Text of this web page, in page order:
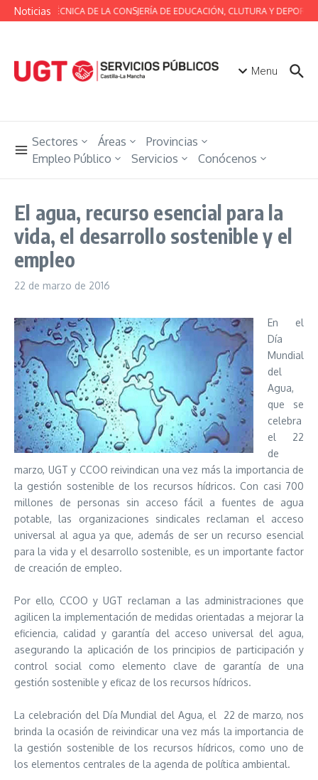
Saltar al contenido
Noticias
MESA TÉCNICA DE LA CONSJERÍA DE EDUCACIÓN, CLUTURA Y
Menu
Sectores Áreas
Provincias
Empleo Público
Servicios Conócenos
El agua, recurso esencial para la
vida, el desarrollo sostenible y el
empleo
22 de marzo de 2016
En el
Día
Mundial
del
Agua,
que se
celebra
el 22
de
marzo, UGT y CCOO reivindican una vez más la importancia de
la gestión sostenible de los recursos hídricos. Con casi 700
millones de personas sin acceso fácil a fuentes de agua
potable, las organizaciones sindicales reclaman el acceso
universal al agua ya que, además de ser un recurso esencial
para la vida y el desarrollo sostenible, es un importante factor
de creación de empleo.
Por ello, CCOO y UGT reclaman a las administraciones que
agilicen la implementación de medidas orientadas a mejorar la
eficiencia, calidad y garantía del acceso universal del agua,
asegurando la aplicación de los principios de participación y
control social como elemento clave de garantía de una
gestión sostenible y eficaz de los recursos hídricos.
La celebración del Día Mundial del Agua, el 22 de marzo, nos
brinda la ocasión de reivindicar una vez más la importancia de
la gestión sostenible de los recursos hídricos, como uno de
los elementos centrales de la agenda de política ambiental.